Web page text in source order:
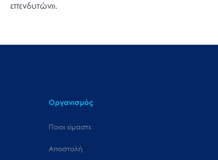
επενδυτών».
Οργανισμός
Ποιοι είμαστε
Αποστολή